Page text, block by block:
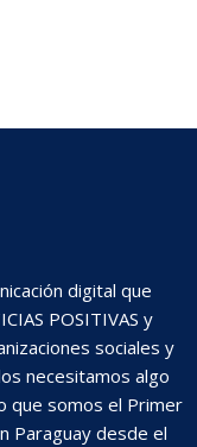
digital que
POSITIVAS y
sociales y
necesitamos algo
que somos el Primer
Paraguay desde el